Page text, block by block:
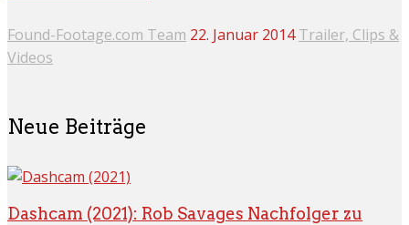
Found-Footage.com Team 22. Januar 2014 Trailer, Clips &
Videos
Neue Beiträge
Dashcam (2021): Rob Savages Nachfolger zu